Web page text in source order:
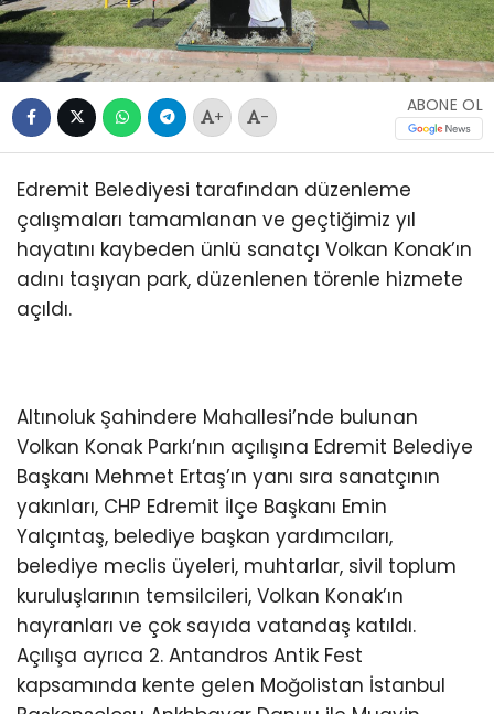
+ -
ABONE OL
Edremit Belediyesi tarafından düzenleme
çalışmaları tamamlanan ve geçtiğimiz yıl
hayatını kaybeden ünlü sanatçı Volkan Konak’ın
adını taşıyan park, düzenlenen törenle hizmete
açıldı.
Altınoluk Şahindere Mahallesi’nde bulunan
Volkan Konak Parkı’nın açılışına Edremit Belediye
Başkanı Mehmet Ertaş’ın yanı sıra sanatçının
yakınları, CHP Edremit İlçe Başkanı Emin
Yalçıntaş, belediye başkan yardımcıları,
belediye meclis üyeleri, muhtarlar, sivil toplum
kuruluşlarının temsilcileri, Volkan Konak’ın
hayranları ve çok sayıda vatandaş katıldı.
Açılışa ayrıca 2. Antandros Antik Fest
kapsamında kente gelen Moğolistan İstanbul